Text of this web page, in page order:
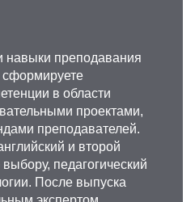
навыки преподавания
сформируете
в области
проектами,
преподавателей.
и второй
педагогический
После выпуска